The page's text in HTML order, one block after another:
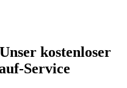
kostenloser
Service